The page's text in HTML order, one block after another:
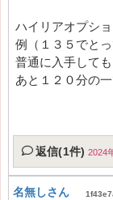
ハイリアオプシ
例（１３５でと
普通に入手して
あと１２０分の
返信(1件) 2024
名無しさん